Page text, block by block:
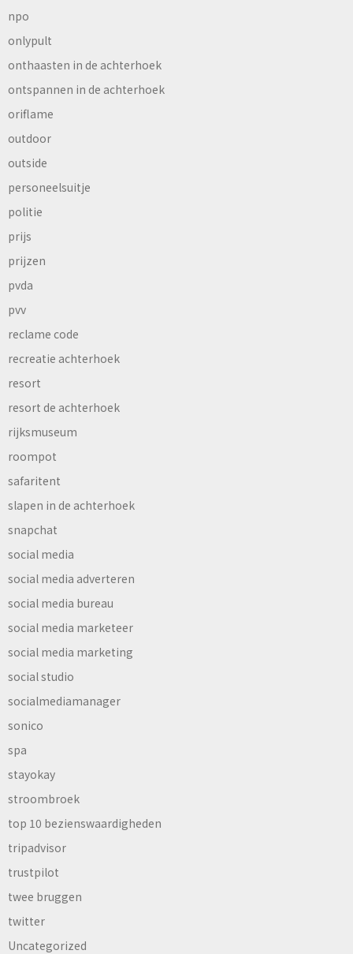
npo
onlypult
onthaasten in de achterhoek
ontspannen in de achterhoek
oriflame
outdoor
outside
personeelsuitje
politie
prijs
prijzen
pvda
pvv
reclame code
recreatie achterhoek
resort
resort de achterhoek
rijksmuseum
roompot
safaritent
slapen in de achterhoek
snapchat
social media
social media adverteren
social media bureau
social media marketeer
social media marketing
social studio
socialmediamanager
sonico
spa
stayokay
stroombroek
top 10 bezienswaardigheden
tripadvisor
trustpilot
twee bruggen
twitter
Uncategorized